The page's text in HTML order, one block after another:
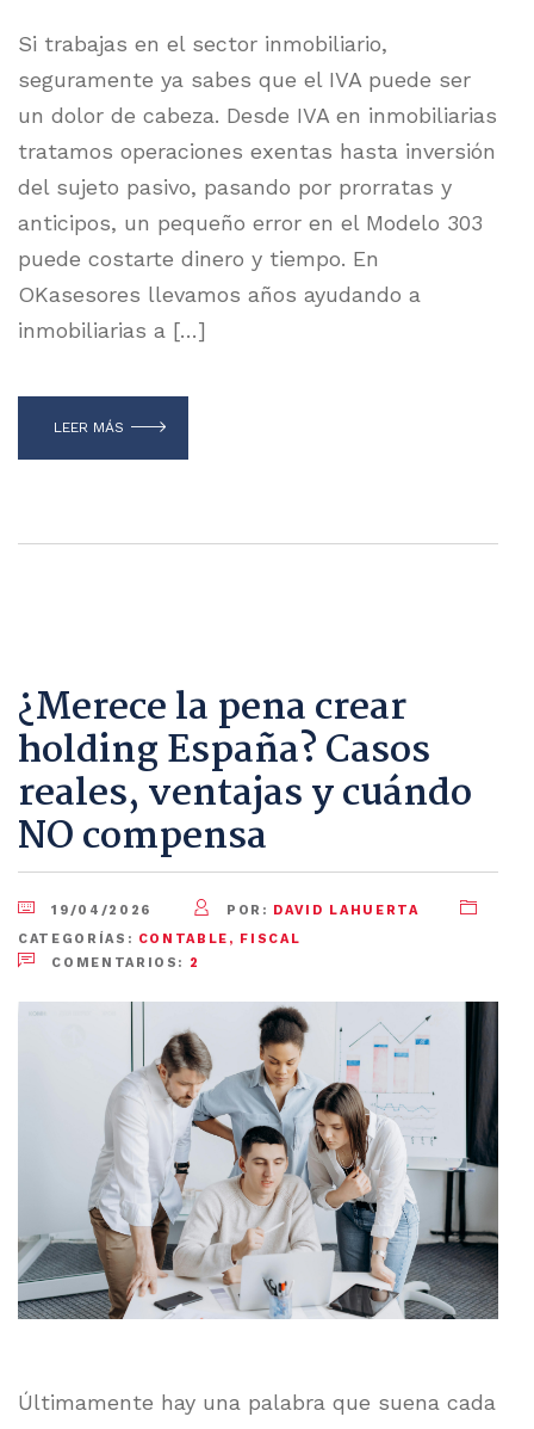
Si trabajas en el sector inmobiliario,
seguramente ya sabes que el IVA puede ser
un dolor de cabeza. Desde IVA en inmobiliarias
tratamos operaciones exentas hasta inversión
del sujeto pasivo, pasando por prorratas y
anticipos, un pequeño error en el Modelo 303
puede costarte dinero y tiempo. En
OKasesores llevamos años ayudando a
inmobiliarias a […]
LEER MÁS
¿Merece la pena crear
holding España? Casos
reales, ventajas y cuándo
NO compensa
19/04/2026 POR:
DAVID LAHUERTA
CATEGORÍAS: CONTABLE ,
FISCAL
COMENTARIOS: 2
Últimamente hay una palabra que suena cada